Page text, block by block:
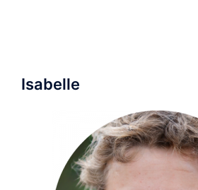
Isabelle